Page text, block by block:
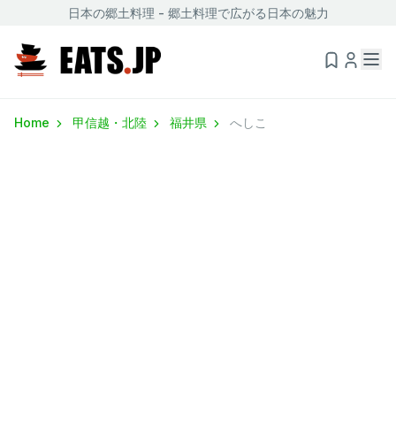
日本の郷土料理 - 郷土料理で広がる日本の魅力
Home 甲信越・北陸 福井県 へしこ